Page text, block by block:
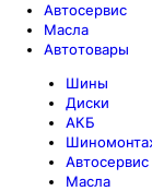
Автосервис
Масла
Автотовары
Шины
Диски
АКБ
Автосервис
Масла